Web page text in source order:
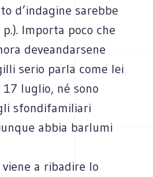
d’indagine sarebbe
Importa poco che
deveandarsene
serio parla come lei
luglio, né sono
sfondifamiliari
abbia barlumi
a ribadire lo